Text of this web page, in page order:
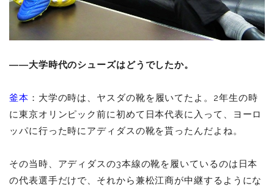
――大学時代のシューズはどうでしたか。
釜本 ：大学の時は、ヤスダの靴を履いてたよ。2年生の時
に東京オリンピック前に初めて日本代表に入って、ヨーロ
ッパに行った時にアディダスの靴を貰ったんだよね。
その当時、アディダスの3本線の靴を履いているのは日本
の代表選手だけで、それから兼松江商が中継するようにな